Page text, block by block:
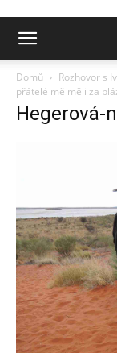
Domů
Rozhovor s
přátelé mě měli za
Hegerová-